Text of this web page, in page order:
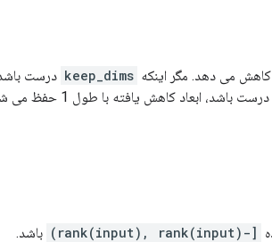
کاهش می دهد. مگر اینکه keep_dims درست
درست باشد، ابعاد کاهش یافته با طول 1 حفظ می شود.
[-rank(input), rank(input)) باشد.